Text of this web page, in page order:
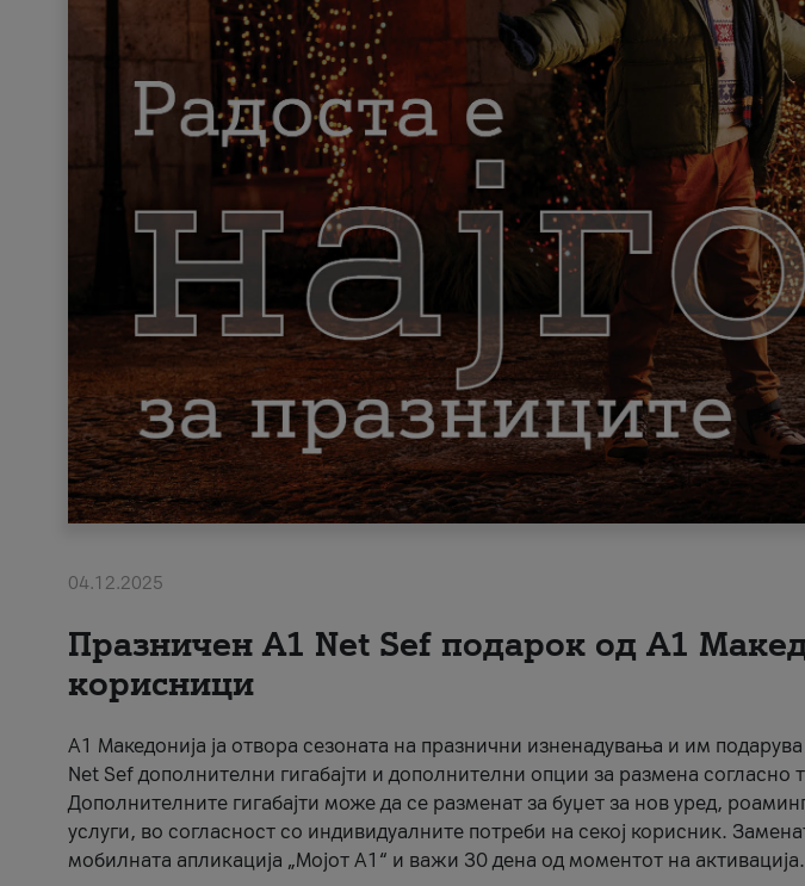
04.12.2025
Празничен A1 Net Sеf подарок од А1
корисници
А1 Македонија ја отвора сезоната на празнични изненадувања и им
Net Sef дополнителни гигабајти и дополнителни опции за размена
Дополнителните гигабајти може да се разменат за буџет за нов уред,
услуги, во согласност со индивидуалните потреби на секој корисник.
мобилната апликација „Мојот А1“ и важи 30 дена од моментот на активација.